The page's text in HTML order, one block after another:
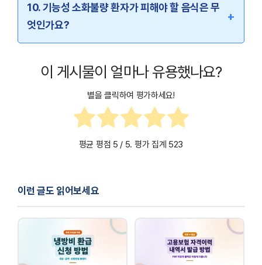
10. 기능성 소화불량 환자가 피해야 할 음식은 무
엇인가요?
+
이 게시물이 얼마나 유용했나요?
별을 클릭하여 평가하세요!
평균 평점 5 / 5. 평가 집계 523
이런 글도 읽어보세요